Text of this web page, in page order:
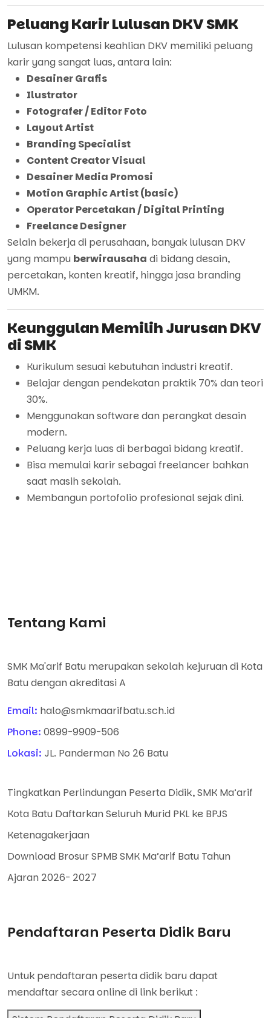
Peluang Karir Lulusan DKV SMK
Lulusan kompetensi keahlian DKV memiliki peluang
karir yang sangat luas, antara lain:
Desainer Grafis
Ilustrator
Fotografer / Editor Foto
Layout Artist
Branding Specialist
Content Creator Visual
Desainer Media Promosi
Motion Graphic Artist (basic)
Operator Percetakan / Digital Printing
Freelance Designer
Selain bekerja di perusahaan, banyak lulusan DKV
yang mampu berwirausaha di bidang desain,
percetakan, konten kreatif, hingga jasa branding
UMKM.
Keunggulan Memilih Jurusan DKV
di SMK
Kurikulum sesuai kebutuhan industri kreatif.
Belajar dengan pendekatan praktik 70% dan teori
30%.
Menggunakan software dan perangkat desain
modern.
Peluang kerja luas di berbagai bidang kreatif.
Bisa memulai karir sebagai freelancer bahkan
saat masih sekolah.
Membangun portofolio profesional sejak dini.
Tentang Kami
SMK Ma'arif Batu merupakan sekolah kejuruan di Kota
Batu dengan akreditasi A
Email: halo@smkmaarifbatu.sch.id
Phone: 0899-9909-506
Lokasi: JL. Panderman No 26 Batu
Tingkatkan Perlindungan Peserta Didik, SMK Ma’arif
Kota Batu Daftarkan Seluruh Murid PKL ke BPJS
Ketenagakerjaan
Download Brosur SPMB SMK Ma’arif Batu Tahun
Ajaran 2026- 2027
Pendaftaran Peserta Didik Baru
Untuk pendaftaran peserta didik baru dapat
mendaftar secara online di link berikut :